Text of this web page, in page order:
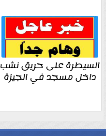
السيطرة على حريق نشب
داخل مسجد في الجيزة